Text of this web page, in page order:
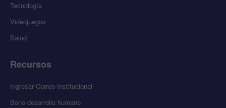
Tecnología
Videojuegos
Salud
Recursos
Ingresar Correo Institucional
Bono desarrollo humano